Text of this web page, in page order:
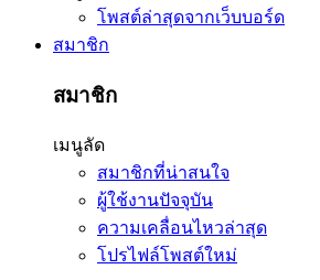
โพสต์ล่าสุดจากเว็บบอร์ด
สมาชิก
สมาชิก
เมนูลัด
สมาชิกที่น่าสนใจ
ผู้ใช้งานปัจจุบัน
ความเคลื่อนไหวล่าสุด
โปรไฟล์โพสต์ใหม่